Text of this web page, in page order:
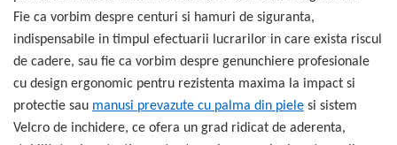
Fie ca vorbim despre centuri si hamuri de siguranta,
indispensabile in timpul efectuarii lucrarilor in care exista riscul
de cadere, sau fie ca vorbim despre genunchiere profesionale
cu design ergonomic pentru rezistenta maxima la impact si
protectie sau manusi prevazute cu palma din piele si sistem
Velcro de inchidere, ce ofera un grad ridicat de aderenta,